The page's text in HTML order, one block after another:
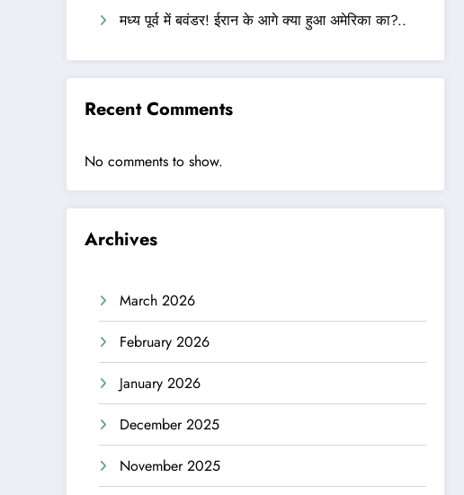
मध्य पूर्व में बवंडर! ईरान के आगे क्या हुआ अमेरिका का?..
Recent Comments
No comments to show.
Archives
March 2026
February 2026
January 2026
December 2025
November 2025